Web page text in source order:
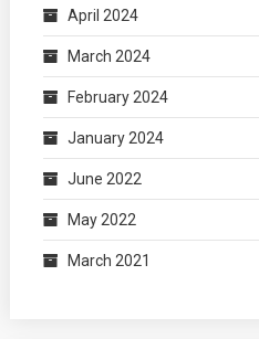
April 2024
March 2024
February 2024
January 2024
June 2022
May 2022
March 2021